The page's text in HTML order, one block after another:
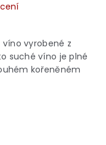
vyrobené z
suché víno je plné
kořeněném